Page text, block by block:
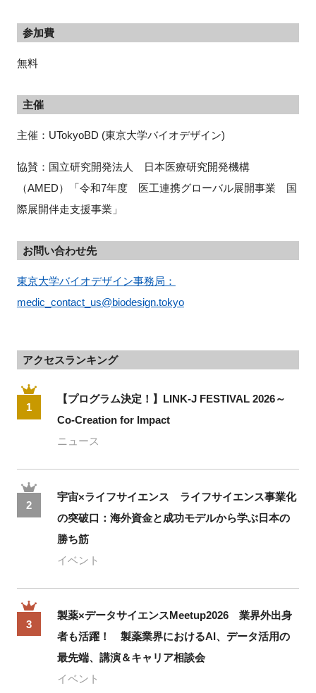
参加費
無料
主催
主催：UTokyoBD (東京大学バイオデザイン)
協賛：国立研究開発法人 日本医療研究開発機構
（AMED）「令和7年度 医工連携グローバル展開事業 国
際展開伴走支援事業」
お問い合わせ先
東京大学バイオデザイン事務局：
medic_contact_us@biodesign.tokyo
アクセスランキング
1
【プログラム決定！】LINK-J FESTIVAL 2026～
Co-Creation for Impact
ニュース
2
宇宙×ライフサイエンス ライフサイエンス事業化
の突破口：海外資金と成功モデルから学ぶ日本の
勝ち筋
イベント
3
製薬×データサイエンスMeetup2026 業界外出身
者も活躍！ 製薬業界におけるAI、データ活用の
最先端、講演＆キャリア相談会
イベント